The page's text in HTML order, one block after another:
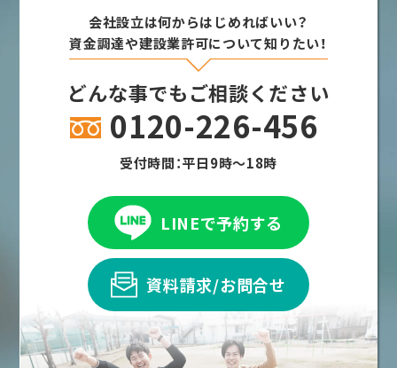
会社設立は何からはじめればいい？
資金調達や建設業許可について知りたい！
どんな事でもご相談ください
0120-226-456
受付時間：平日9時～18時
LINEで予約する
資料請求/お問合せ